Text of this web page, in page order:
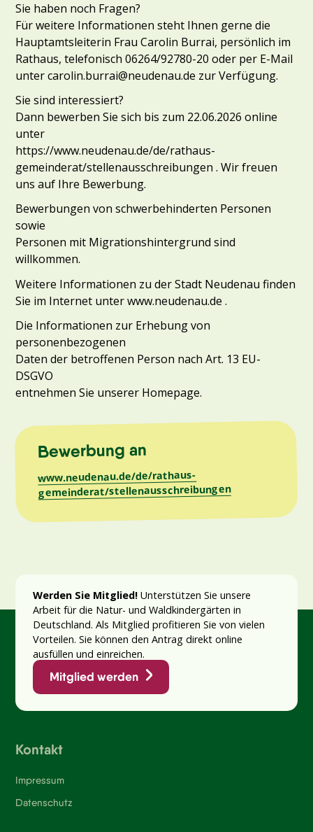
Sie haben noch Fragen?
Für weitere Informationen steht Ihnen gerne die
Hauptamtsleiterin Frau Carolin Burrai, persönlich im
Rathaus, telefonisch 06264/92780-20 oder per E-Mail
unter carolin.burrai@neudenau.de zur Verfügung.
Sie sind interessiert?
Dann bewerben Sie sich bis zum 22.06.2026 online
unter
https://www.neudenau.de/de/rathaus-
gemeinderat/stellenausschreibungen . Wir freuen
uns auf Ihre Bewerbung.
Bewerbungen von schwerbehinderten Personen
sowie
Personen mit Migrationshintergrund sind
willkommen.
Weitere Informationen zu der Stadt Neudenau finden
Sie im Internet unter www.neudenau.de .
Die Informationen zur Erhebung von
personenbezogenen
Daten der betroffenen Person nach Art. 13 EU-
DSGVO
entnehmen Sie unserer Homepage.
Bewerbung an
www.neudenau.de/de/rathaus-
gemeinderat/stellenausschreibungen
Werden Sie Mitglied!Unterstützen Sie unsere
Arbeit für die Natur- und Waldkindergärten in
Deutschland. Als Mitglied profitieren Sie von vielen
Vorteilen. Sie können den Antrag direkt online
ausfüllen und einreichen.
Mitglied werden
Kontakt
Impressum
Datenschutz